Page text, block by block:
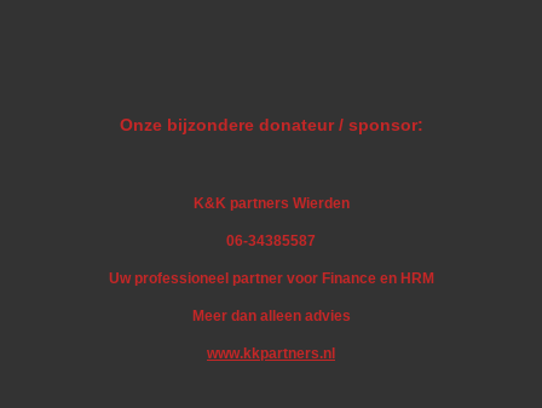
Onze bijzondere donateur / sponsor:
K&K partners Wierden
06-34385587
Uw professioneel partner voor Finance en HRM
Meer dan alleen advies
www.kkpartners.nl